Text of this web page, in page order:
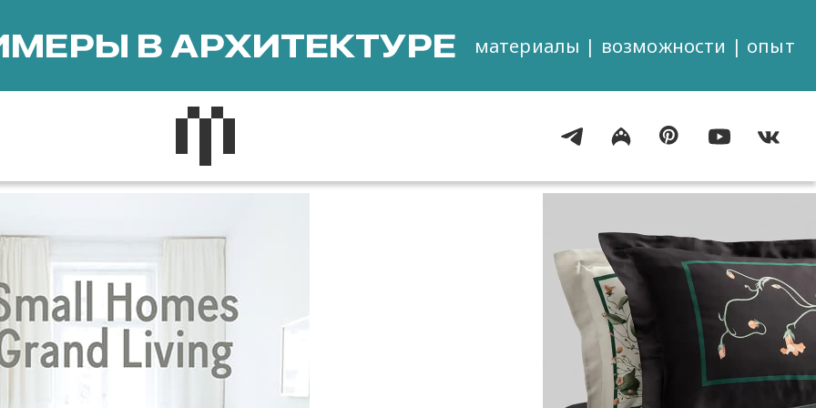
В АРХИТЕКТУРЕ материалы | возможности | опыт